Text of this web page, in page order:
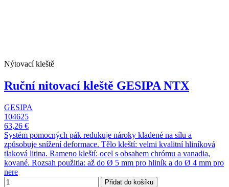
Nýtovací kleště
Ruční nitovací kleště GESIPA NTX
GESIPA
104625
63,26 €
Systém pomocných pák redukuje nároky kladené na sílu a
způsobuje snížení deformace. Tělo kleští: velmi kvalitní hliníková
tlaková litina. Rameno kleští: ocel s obsahem chrómu a vanadia,
kované. Rozsah použitia: až do Ø 5 mm pro hliník a do Ø 4 mm pro
nere
Přidat do košíku